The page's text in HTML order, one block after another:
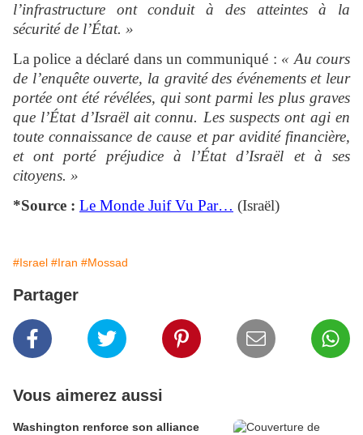
l’infrastructure ont conduit à des atteintes à la
sécurité de l’État. »
La police a déclaré dans un communiqué : « Au cours
de l’enquête ouverte, la gravité des événements et leur
portée ont été révélées, qui sont parmi les plus graves
que l’État d’Israël ait connu. Les suspects ont agi en
toute connaissance de cause et par avidité financière,
et ont porté préjudice à l’État d’Israël et à ses
citoyens. »
*Source : Le Monde Juif Vu Par… (Israël)
#Israel #Iran #Mossad
Partager
Vous aimerez aussi
Washington renforce son alliance